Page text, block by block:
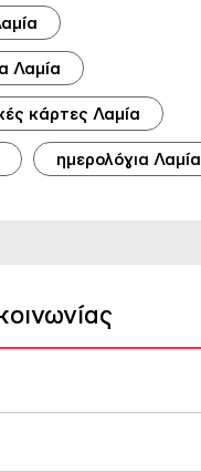
Λαμία
κάρτες Λαμία
ημερολόγια Λαμία